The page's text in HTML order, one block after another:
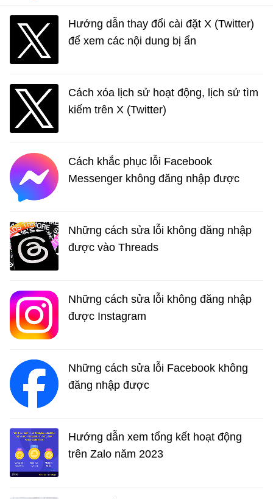
Hướng dẫn thay đổi cài đặt X (Twitter)
để xem các nội dung bị ẩn
Cách xóa lịch sử hoạt động, lịch sử tìm
kiếm trên X (Twitter)
Cách khắc phục lỗi Facebook
Messenger không đăng nhập được
Những cách sửa lỗi không đăng nhập
được vào Threads
Những cách sửa lỗi không đăng nhập
được Instagram
Những cách sửa lỗi Facebook không
đăng nhập được
Hướng dẫn xem tổng kết hoạt động
trên Zalo năm 2023